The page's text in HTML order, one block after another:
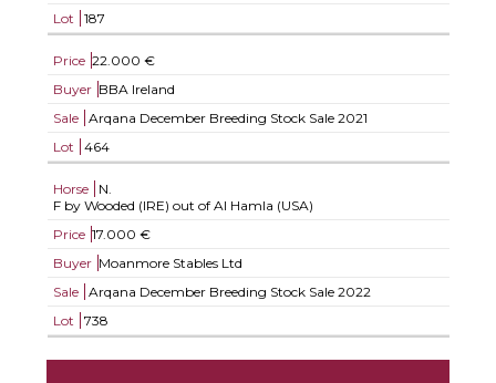
Lot
187
Price 22.000 €
Buyer BBA Ireland
Sale
Arqana December Breeding Stock Sale 2021
Lot
464
Horse
N.
F by Wooded (IRE) out of Al Hamla (USA)
Price 17.000 €
Buyer Moanmore Stables Ltd
Sale
Arqana December Breeding Stock Sale 2022
Lot
738